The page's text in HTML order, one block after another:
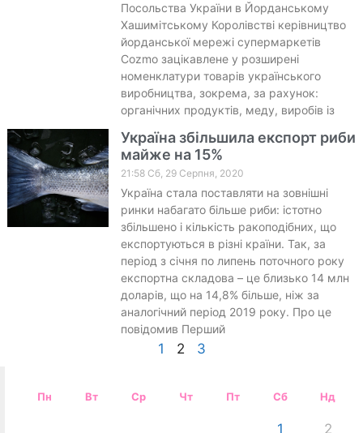
Посольства України в Йорданському
Хашимітському Королівстві керівництво
йорданської мережі супермаркетів
Cozmo зацікавлене у розширені
номенклатури товарів українського
виробництва, зокрема, за рахунок:
органічних продуктів, меду, виробів із
Україна збільшила експорт риби
майже на 15%
21:58 Сб, 29 Серпня, 2020
Україна стала поставляти на зовнішні
ринки набагато більше риби: істотно
збільшено і кількість ракоподібних, що
експортуються в різні країни. Так, за
період з січня по липень поточного року
експортна складова – це близько 14 млн
доларів, що на 14,8% більше, ніж за
аналогічний період 2019 року. Про це
повідомив Перший
1 2 3
Пн Вт Ср Чт Пт Сб Нд
1 2